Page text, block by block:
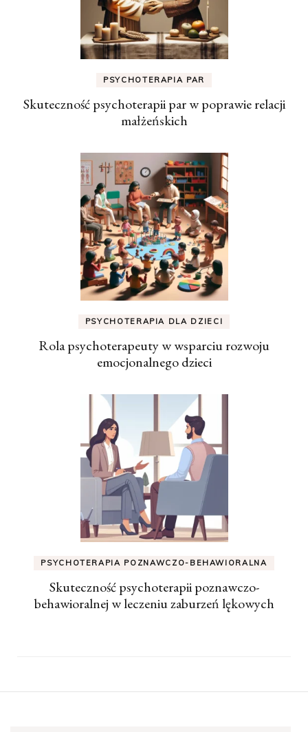
PSYCHOTERAPIA PAR
Skuteczność psychoterapii par w poprawie relacji
małżeńskich
PSYCHOTERAPIA DLA DZIECI
Rola psychoterapeuty w wsparciu rozwoju
emocjonalnego dzieci
PSYCHOTERAPIA POZNAWCZO-BEHAWIORALNA
Skuteczność psychoterapii poznawczo-
behawioralnej w leczeniu zaburzeń lękowych